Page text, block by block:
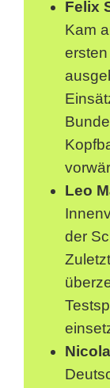
Felix
Kam
Leo
der